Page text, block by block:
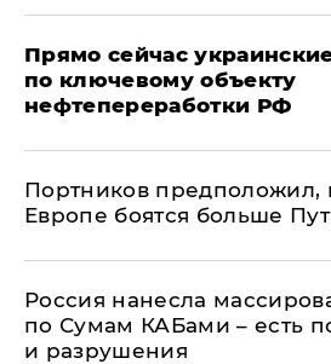
Прямо сейчас
по ключевому объекту
нефтепереработки РФ
Портников предположил,
Европе боятся больше
Россия нанесла
по Сумам КАБами – есть
и разрушения